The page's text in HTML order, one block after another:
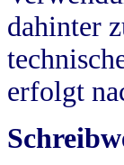
dahinter
erfolgt